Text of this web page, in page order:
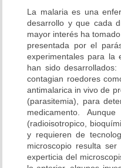
La malaria es una
desarrollo y que cada
mayor interés ha
presentada por el
experimentales para la
han sido
contagian roedores
antimalarica in vivo de
(parasitemia), para
medicamento.
(radioisotropico,
y requieren de
microscopio resulta
experticia del